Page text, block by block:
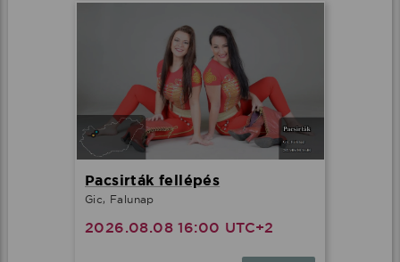
Pacsirták fellépés
Gic, Falunap
2026.08.08 16:00 UTC+2